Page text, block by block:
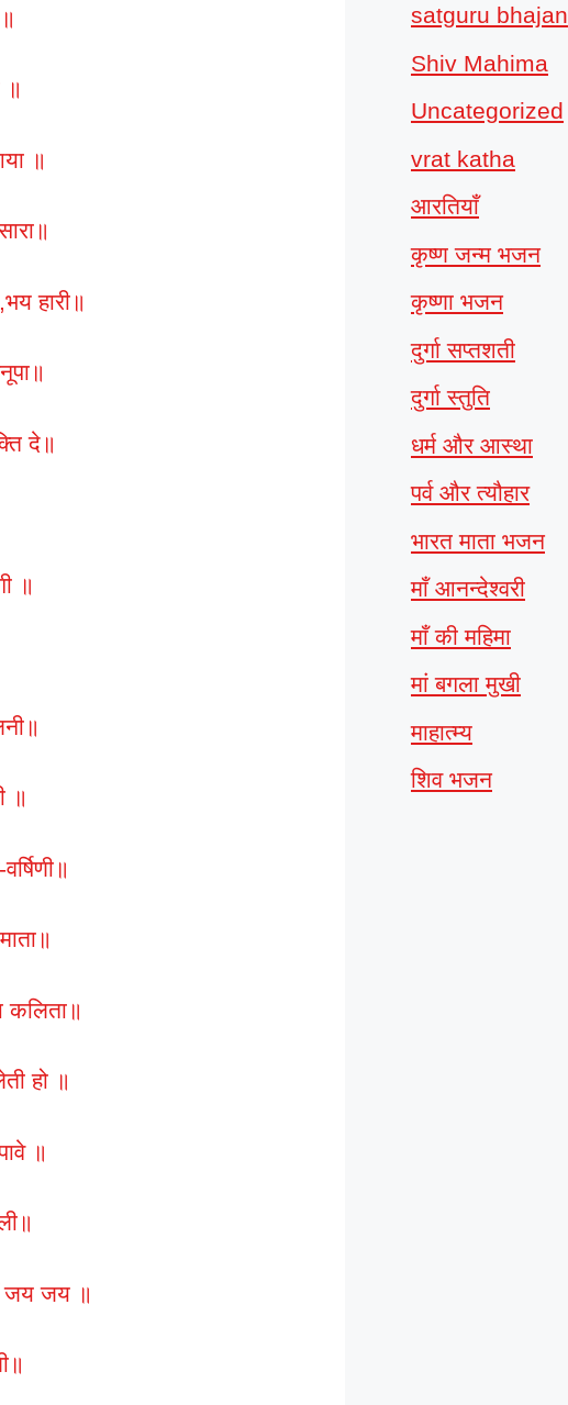
॥
॥
हारी॥
दे॥
॥
॥
कलिता॥
हो ॥
॥
जय जय ॥
satguru bhajan
Shiv Mahima
Uncategorized
vrat katha
आरतियाँ
कृष्ण जन्म भजन
कृष्णा भजन
दुर्गा सप्तशती
दुर्गा स्तुति
धर्म और आस्था
पर्व और त्यौहार
भारत माता भजन
माँ आनन्देश्वरी
माँ की महिमा
मां बगला मुखी
माहात्म्य
शिव भजन